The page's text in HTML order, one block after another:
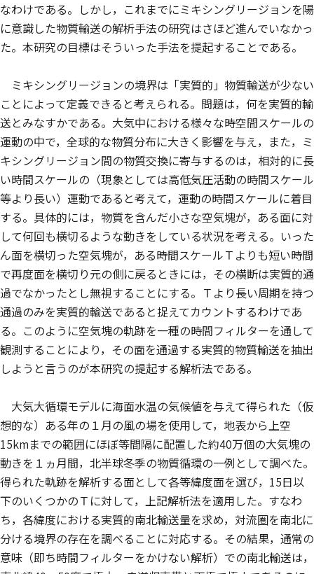
なわけである。しかし，これまでにミキシングリージョンを陽
に意識した物質輸送の解析手法の研究はさほど進んでいなかっ
た。本研究の目標はそういった手法を提起することである。
ミキシングリージョンの境界は「実質的」物質輸送が少ない
ことによって定義できると考えられる。問題は，何を実質的輸
送とみなすかである。大気中における様々な時空間スケールの
運動の中で，全球的な物質分布に大きく影響を与え，また，ミ
キシングリージョン間の物質交換に寄与するのは，相対的に長
い時間スケールの（現象としては高低気圧活動の時間スケール
等より長い）運動であると考えて，運動の時間スケールに着目
する。具体的には，物質を含んだ小さな空気塊が，ある面に対
して何回も横切るような動きをしている状況を考える。いった
ん面を横切った空気塊が，ある時間スケールＴよりも短い時間
で再度面を横切り元の側に戻るときには，その横断は実質的通
過でなかったとし無視することにする。Ｔより長い周期を持つ
通過のみを実質的輸送であると捉えてカウントするわけであ
る。このように空気塊の軌跡を一種の時間フィルターを通して
観測することにより，その面を通過する実質的物質輸送を抽出
しようと言うのが本研究の提起する解析法である。
大気大循環モデルに海面水温の気候値を与えて得られた（仮
想的な）ある年の１月の風の場を使用して，地表から上空
15kmまでの範囲にほぼ等間隔に配置した約40万個の大気塊の
動きを１ヵ月間，北半球冬季の物質循環の一例として調べた。
得られた軌跡を解析する面として各等緯度面を選び，15日以
下のいくつかのＴに対して，上記解析法を適用した。すなわ
ち，各緯度における実質的南北輸送量を求め，対流圏を南北に
分ける境界の存在を調べることに対応する。その結果，通常の
意味（即ち時間フィルターをかけない解析）での南北輸送は，